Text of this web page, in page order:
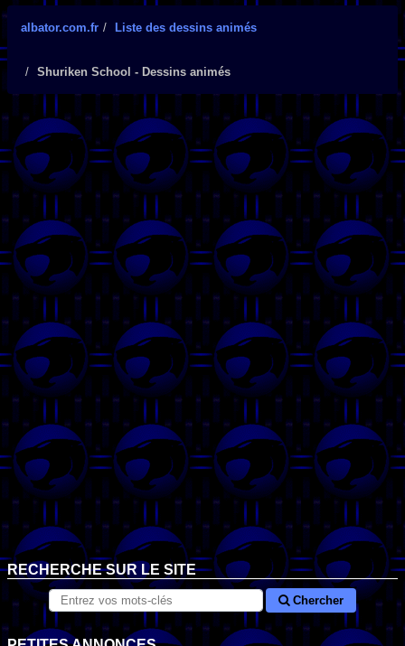
albator.com.fr Liste des dessins animés
Shuriken School - Dessins animés
RECHERCHE SUR LE SITE
Chercher